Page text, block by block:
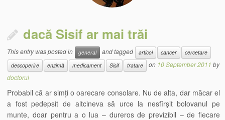
dacă Sisif ar mai trăi
This entry was posted in general and tagged articol cancer
cercetare
descoperire
enzimă medicament Sisif tratare on 10 September 2011 by
doctorul
Probabil că ar simți o oarecare consolare. Nu de alta, dar măcar el
a fost pedepsit de altcineva să urce la nesfîrşit bolovanul pe
munte, doar pentru a o lua – dureros de previzibil – de fiecare